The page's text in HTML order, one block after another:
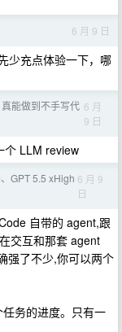
6 月 9 日
少充点体验一下，哪
能做到不手写代 6 月
9 日
个 LLM review
GPT 5.5 xHigh 6 月 9
日
自带的 agent,跟
交互和那套 agent
强了不少,你可以两个
务的进度。只有一